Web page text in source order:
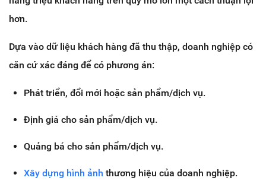
hơn.
Dựa vào dữ liệu khách hàng đã thu thập, doanh nghiệp có
căn cứ xác đáng để có phương án:
Phát triển, đổi mới hoặc sản phẩm/dịch vụ.
Định giá cho sản phẩm/dịch vụ.
Quảng bá cho sản phẩm/dịch vụ.
Xây dựng hình ảnh thương hiệu của doanh nghiệp.